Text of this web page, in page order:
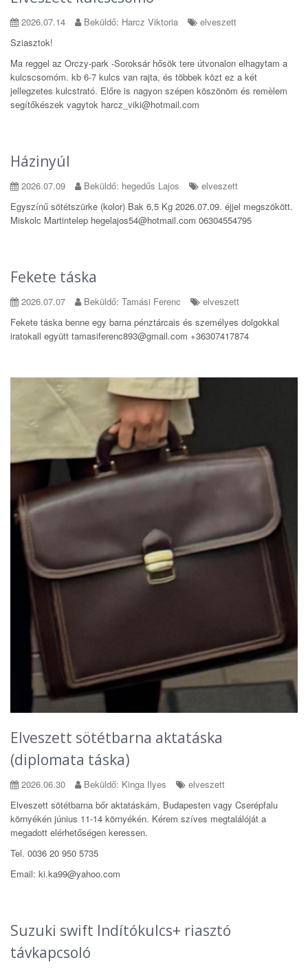
2026.07.14 Beküldő: Harcz Viktoria
elveszett
Sziasztok!
Ma reggel az Orczy-park -Soroksár hősök tere útvonalon elhagytam a
kulcscsomóm. kb 6-7 kulcs van rajta, és többek közt ez a két
jellegzetes kulcstrató. Előre is nagyon szépen köszönöm és remèlem
segítőkészek vagytok harcz_viki@hotmail.com
Házinyúl
2026.07.09 Beküldő: hegedűs Lajos
elveszett
Egyszínű sötétszürke (kolor) Bak 6,5 Kg 2026.07.09. éjjel megszökött.
Miskolc Martintelep hegelajos54@hotmail.com 06304554795
Fekete táska
2026.07.07 Beküldő: Tamási Ferenc
elveszett
Fekete táska benne egy barna pénztárcais és személyes dolgokkal
iratokall együtt tamasiferenc893@gmail.com +36307417874
Elveszett sötétbarna aktatáska
(diplomata táska)
2026.06.30 Beküldő: Kinga Ilyes
elveszett
Elveszett sötétbarna bőr aktatáskám, Budapesten vagy Cserépfalu
környékén június 11-14 környékén. Kérem szíves megtalálóját a
megadott elérhetőségen keressen.
Tel. 0036 20 950 5735
Email: ki.ka99@yahoo.com
Suzuki swift Indítókulcs+ riasztó
távkapcsoló